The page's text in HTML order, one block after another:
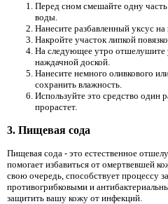
Перед сном смешайте одну
воды.
Нанесите разбавленный уксус на
Накройте участок липкой
На следующее утро
наждачной доской.
Нанесите немного оливкового
сохранить влажность.
Используйте это средство один
прорастет.
3. Пищевая сода
Пищевая сода - это естественное
помогает избавиться от омертвевшей
свою очередь, способствует процессу
противогрибковыми и
защитить вашу кожу от инфекций.